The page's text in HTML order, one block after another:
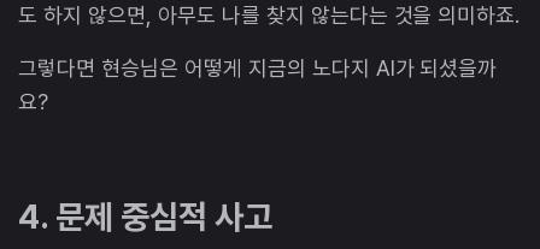
도 하지 않으면, 아무도 나를 찾지 않는다는 것을 의미하죠.
그렇다면 현승님은 어떻게 지금의 노다지 AI가 되셨을까
요?
4. 문제 중심적 사고